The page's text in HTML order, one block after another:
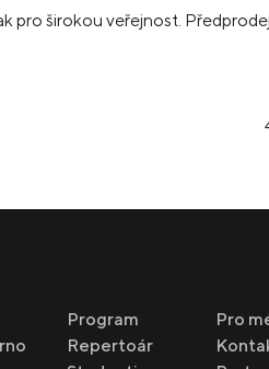
pro širokou veřejnost.
Program
Repertoár
Pro